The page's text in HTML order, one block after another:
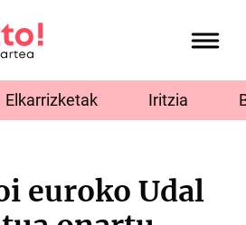
Elkarrizketak Iritzia
euroko Udal